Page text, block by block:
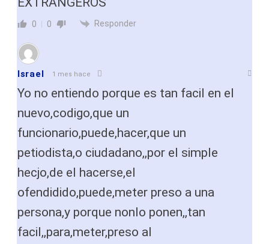
0 0 Responder
Israel 1 mes hace
Yo no entiendo porque es tan facil en el
nuevo,codigo,que un
funcionario,puede,hacer,que un
petiodista,o ciudadano,,por el simple
hecjo,de el hacerse,el
ofendidido,puede,meter preso a una
persona,y porque nonlo ponen,,tan
facil,,para,meter,preso al